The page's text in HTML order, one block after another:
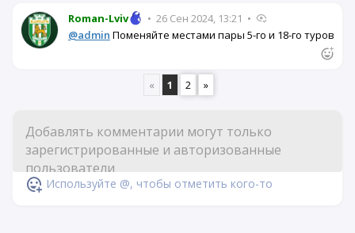
Roman-Lviv • 26 Сен 2024, 13:21 •
@admin Поменяйте местами пары 5-го и 18-го туров
« 1 2 »
Используйте @, чтобы отметить кого-то